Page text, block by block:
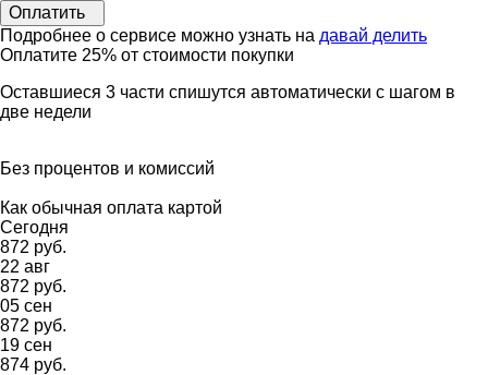
Оплатить
Подробнее о сервисе можно узнать на давай делить
Оплатите 25% от стоимости покупки
Оставшиеся 3 части спишутся автоматически с шагом в
две недели
Без процентов и комиссий
Как обычная оплата картой
Сегодня
872 руб.
22 авг
872 руб.
05 сен
872 руб.
19 сен
874 руб.